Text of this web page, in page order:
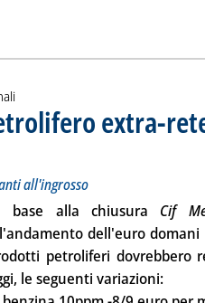
extra-
variazioni sui prezzi dei carburanti all'ingrosso
30 luglio 2009 alle 9.31.
all'ingrosso
base alla chiusura Cif
dell'euro
petroliferi dovrebbero
le seguenti variazioni: